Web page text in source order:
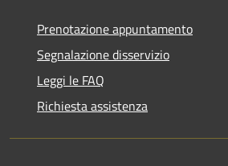
Prenotazione appuntamento
Segnalazione disservizio
Leggi le FAQ
Richiesta assistenza